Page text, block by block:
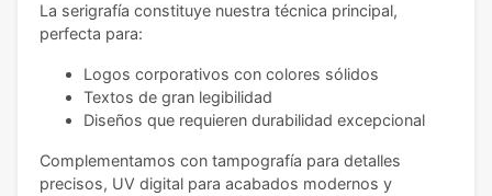
La serigrafía constituye nuestra técnica principal,
perfecta para:
Logos corporativos con colores sólidos
Textos de gran legibilidad
Diseños que requieren durabilidad excepcional
Complementamos con tampografía para detalles
precisos, UV digital para acabados modernos y